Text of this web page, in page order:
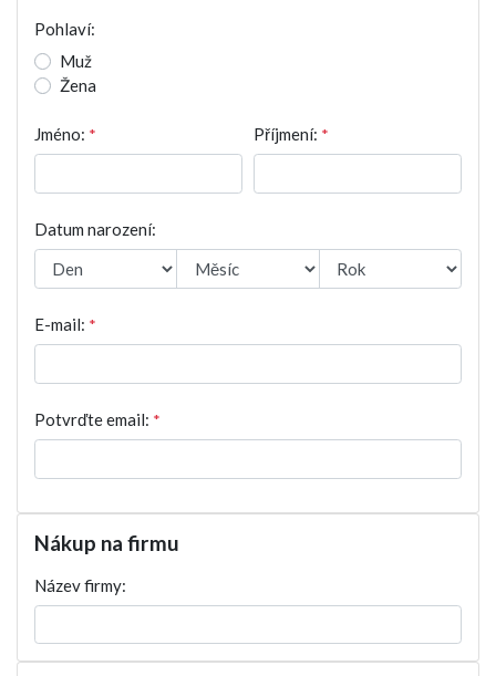
Pohlaví:
Muž
Žena
Jméno: * Příjmení: *
Datum narození:
E-mail: *
Potvrďte email: *
Nákup na firmu
Název firmy: